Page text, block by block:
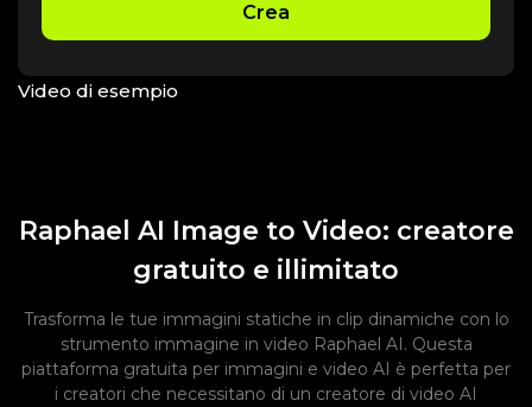
Crea
Video di esempio
Raphael AI Image to Video: creatore
gratuito e illimitato
Trasforma le tue immagini statiche in clip dinamiche con lo
strumento immagine in video Raphael AI. Questa
piattaforma gratuita per immagini e video AI è perfetta per
i creatori che necessitano di un creatore di video AI